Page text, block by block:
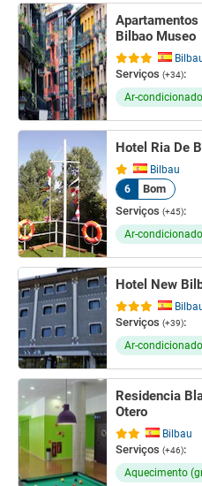
Apartamentos
Bilbao Museo
Serviços (+34):
Ar-condicionado
Hotel Ria De
Bilbau
6
Bom
Serviços (+45):
Ar-condicionado
Hotel New
Serviços (+39):
Ar-condicionado
Residencia
Otero
Bilbau
Serviços (+46):
Aquecimento